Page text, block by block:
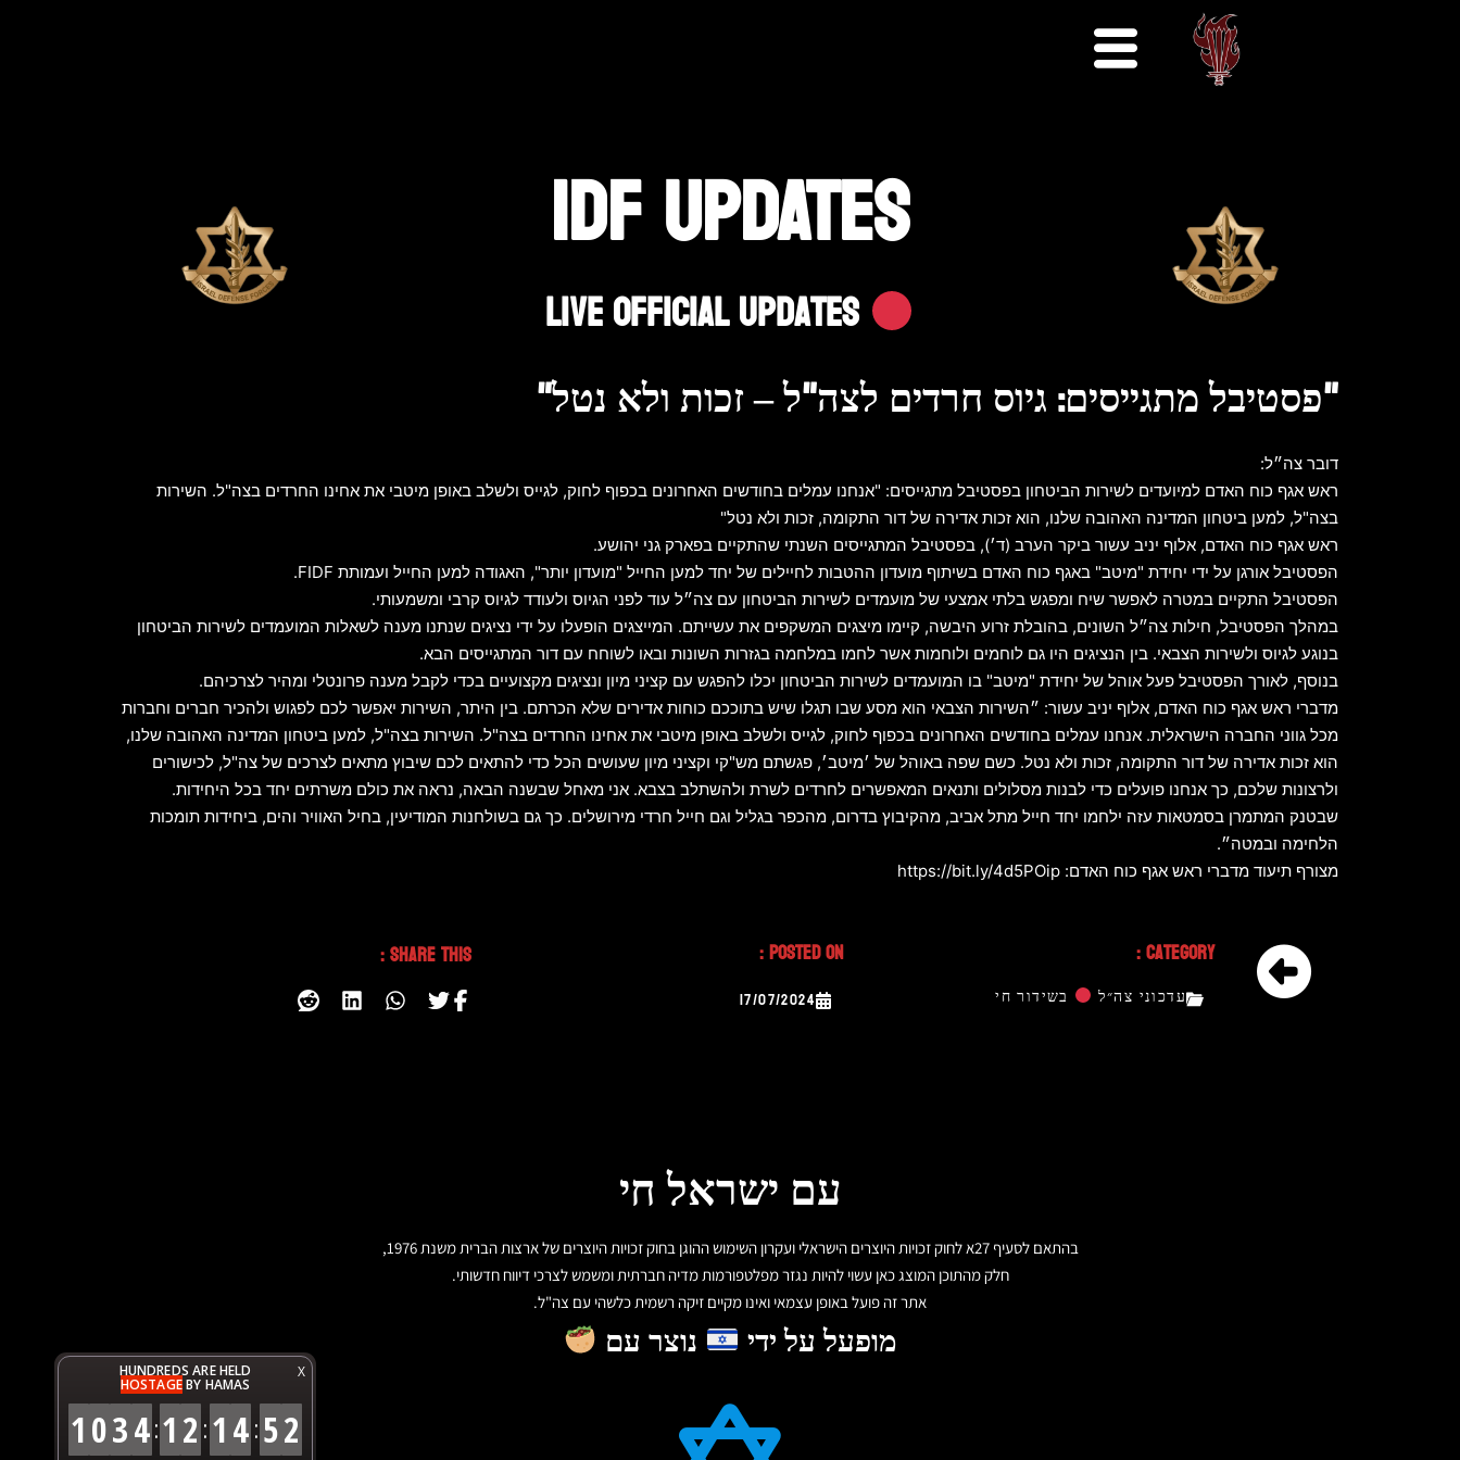
X
HUNDREDS ARE HELD
HOSTAGEBY HAMAS
1034:12 :14:52
IDF UPDATES
"פסטיבל מתגייסים: גיוס חרדים לצה"ל – זכות ולא נטל"
דובר צה״ל:
ראש אגף כוח האדם למיועדים לשירות הביטחון בפסטיבל מתגייסים: "אנחנו עמלים בחודשים האחרונים בכפוף לחוק, לגייס ולשלב באופן מיטבי את אחינו החרדים בצה"ל. השירות
בצה"ל, למען ביטחון המדינה האהובה שלנו, הוא זכות אדירה של דור התקומה, זכות ולא נטל"
ראש אגף כוח האדם, אלוף יניב עשור ביקר הערב (ד׳), בפסטיבל המתגייסים השנתי שהתקיים בפארק גני יהושע.
הפסטיבל אורגן על ידי יחידת "מיטב" באגף כוח האדם בשיתוף מועדון ההטבות לחיילים של יחד למען החייל "מועדון יותר", האגודה למען החייל ועמותת FIDF.
הפסטיבל התקיים במטרה לאפשר שיח ומפגש בלתי אמצעי של מועמדים לשירות הביטחון עם צה״ל עוד לפני הגיוס ולעודד לגיוס קרבי ומשמעותי.
במהלך הפסטיבל, חילות צה״ל השונים, בהובלת זרוע היבשה, קיימו מיצגים המשקפים את עשייתם. המייצגים הופעלו על ידי נציגים שנתנו מענה לשאלות המועמדים לשירות הביטחון
בנוגע לגיוס ולשירות הצבאי. בין הנציגים היו גם לוחמים ולוחמות אשר לחמו במלחמה בגזרות השונות ובאו לשוחח עם דור המתגייסים הבא.
בנוסף, לאורך הפסטיבל פעל אוהל של יחידת "מיטב" בו המועמדים לשירות הביטחון יכלו להפגש עם קציני מיון ונציגים מקצועיים בכדי לקבל מענה פרונטלי ומהיר לצרכיהם.
מדברי ראש אגף כוח האדם, אלוף יניב עשור: ״השירות הצבאי הוא מסע שבו תגלו שיש בתוככם כוחות אדירים שלא הכרתם. בין היתר, השירות יאפשר לכם לפגוש ולהכיר חברים וחברות
מכל גווני החברה הישראלית. אנחנו עמלים בחודשים האחרונים בכפוף לחוק, לגייס ולשלב באופן מיטבי את אחינו החרדים בצה"ל. השירות בצה"ל, למען ביטחון המדינה האהובה שלנו,
הוא זכות אדירה של דור התקומה, זכות ולא נטל. כשם שפה באוהל של ׳מיטב׳, פגשתם מש"קי וקציני מיון שעושים הכל כדי להתאים לכם שיבוץ מתאים לצרכים של צה"ל, לכישורים
ולרצונות שלכם, כך אנחנו פועלים כדי לבנות מסלולים ותנאים המאפשרים לחרדים לשרת ולהשתלב בצבא. אני מאחל שבשנה הבאה, נראה את כולם משרתים יחד בכל היחידות.
שבטנק המתמרן בסמטאות עזה ילחמו יחד חייל מתל אביב, מהקיבוץ בדרום, מהכפר בגליל וגם חייל חרדי מירושלים. כך גם בשולחנות המודיעין, בחיל האוויר והים, ביחידות תומכות
הלחימה ובמטה״.
מצורף תיעוד מדברי ראש אגף כוח האדם: https://bit.ly/4d5POip
Category :
עדכוני צה״ל בשידור חי
Posted On :
17/07/2024
Share This :
עם ישראל חי
בהתאם לסעיף 27א לחוק זכויות היוצרים הישראלי ועקרון השימוש ההוגן בחוק זכויות היוצרים של ארצות הברית משנת 1976,
חלק מהתוכן המוצג כאן עשוי להיות נגזר מפלטפורמות מדיה חברתית ומשמש לצרכי דיווח חדשותי.
אתר זה פועל באופן עצמאי ואינו מקיים זיקה רשמית כלשהי עם צה"ל.
מופעל על ידי נוצר עם